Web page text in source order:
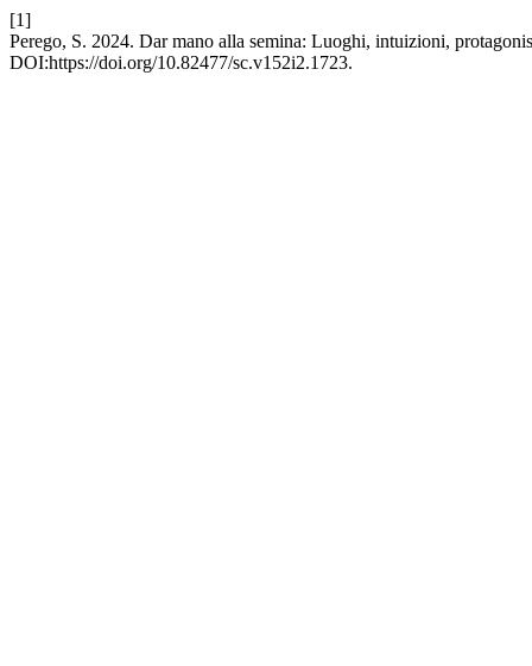
[1]
Perego, S. 2024. Dar mano alla semina: Luoghi, intuizioni,
DOI:https://doi.org/10.82477/sc.v152i2.1723.